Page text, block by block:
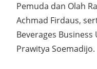
Pemuda dan Olah
Achmad Firdaus,
Beverages
Prawitya Soemadijo.